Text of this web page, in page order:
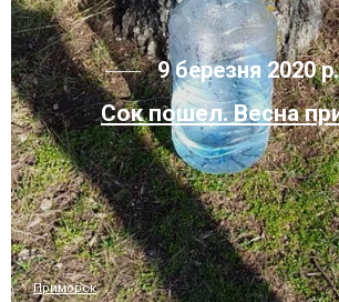
9 березня 2020
Сок пошел. Весна
Приморск